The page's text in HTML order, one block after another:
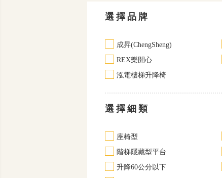
選擇品牌
成昇(ChengSheng)
REX樂開心
泓電樓梯升降椅
選擇細類
座椅型
階梯隱藏型平台
升降60公分以下